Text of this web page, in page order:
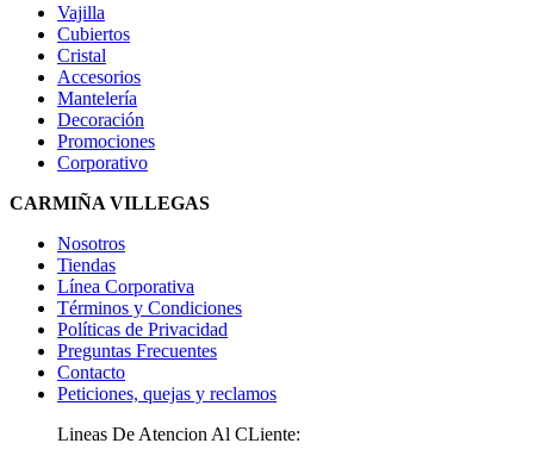
Vajilla
Cubiertos
Cristal
Accesorios
Mantelería
Decoración
Promociones
Corporativo
CARMIÑA VILLEGAS
Nosotros
Tiendas
Línea Corporativa
Términos y Condiciones
Políticas de Privacidad
Preguntas Frecuentes
Contacto
Peticiones, quejas y reclamos
Lineas De Atencion Al CLiente: